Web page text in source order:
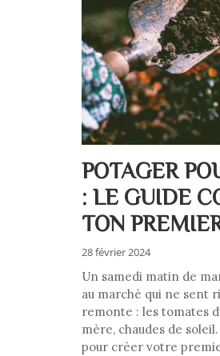
POTAGER
: LE GUIDE
TON
28 février 2024
Un samedi matin de
au marché qui ne sent
remonte : les tomates
mère, chaudes de
pour créer votre